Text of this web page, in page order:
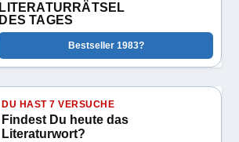
LITERATURRÄTSEL
DES TAGES
Bestseller 1983?
DU HAST 7 VERSUCHE
Findest Du heute das
Literaturwort?